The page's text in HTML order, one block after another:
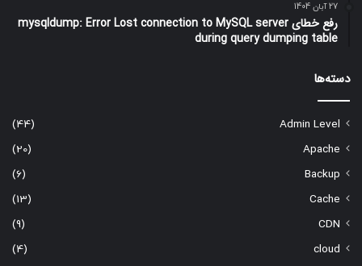
27 آبان 1404
رفع خطای mysqldump: Error Lost connection to MySQL server
during query dumping table
دسته‌ها
Admin Level
(44)
Apache
(20)
Backup
(6)
Cache
(13)
CDN
(9)
cloud
(4)